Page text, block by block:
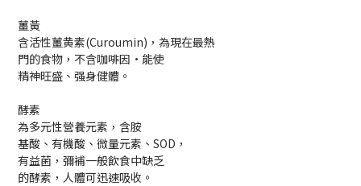
薑黃
含活性薑黄素(Curoumin)，為現在最熱
門的食物，不含咖啡因·能使
精神旺盛、强身健體。
酵素
為多元性營養元素，含胺
基酸、有機酸、微量元素、SOD，
有益菌，彌補一般飲食中缺乏
的酵素，人體可迅速吸收。